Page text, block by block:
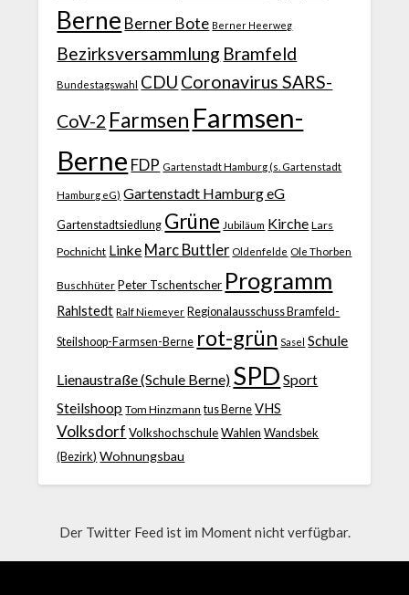
Berne Berner Bote Berner Heerweg
Bezirksversammlung Bramfeld
Bundestagswahl CDU Coronavirus SARS-
CoV-2 Farmsen Farmsen-
Berne FDP Gartenstadt Hamburg (s. Gartenstadt
Hamburg eG) Gartenstadt Hamburg eG
Gartenstadtsiedlung Grüne Jubiläum Kirche Lars
Pochnicht Linke Marc Buttler Oldenfelde Ole Thorben
Buschhüter Peter Tschentscher Programm
Rahlstedt Ralf Niemeyer Regionalausschuss Bramfeld-
Steilshoop-Farmsen-Berne rot-grün Sasel Schule
Lienaustraße (Schule Berne) SPD Sport
Steilshoop Tom Hinzmann tus Berne VHS
Volksdorf Volkshochschule Wahlen Wandsbek
(Bezirk) Wohnungsbau
Der Twitter Feed ist im Moment nicht verfügbar.